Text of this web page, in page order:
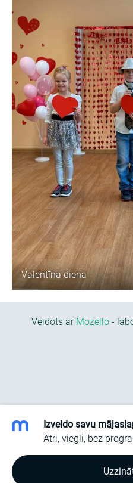
Valentīna diena
Veidots ar Mozello -
Izveido savu
Ātri, viegli, bez